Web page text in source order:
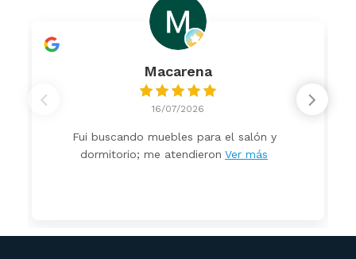
Macarena
16/07/2026
Fui buscando muebles para el salón y
dormitorio; me atendieron Ver más